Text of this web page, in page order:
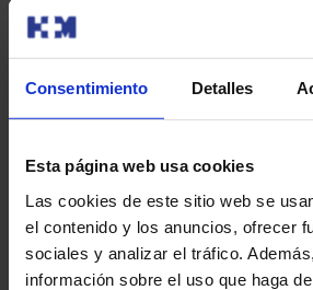
Consentimiento Detalles
Esta página web usa cookies
Las cookies de este sitio web se
el contenido y los anuncios, ofrecer
sociales y analizar el tráfico.
información sobre el uso que haga
puede realizarse aprovechando el
mujer o mediante un tratamiento
ciclo natural (ciclo sustituido).
En ambos casos, es crucial decidir
referencia el día en el que se va a
En la mayoría de las mujeres, el
tras 5 días de progesterona. En un
cuenta desde la ovulación y, en un
que se inicia la administración de la